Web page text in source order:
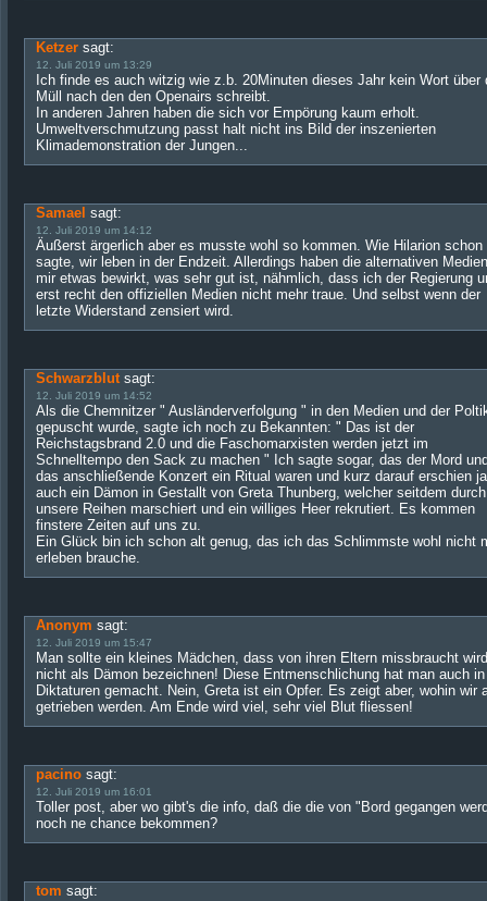
Ketzer sagt:
12. Juli 2019 um 13:29
Ich finde es auch witzig wie z.b. 20Minuten dieses Jahr kein Wort über
Müll nach den den Openairs schreibt.
In anderen Jahren haben die sich vor Empörung kaum erholt.
Umweltverschmutzung passt halt nicht ins Bild der inszenierten
Klimademonstration der Jungen...
Samael sagt:
12. Juli 2019 um 14:12
Äußerst ärgerlich aber es musste wohl so kommen. Wie Hilarion schon
sagte, wir leben in der Endzeit. Allerdings haben die alternativen
mir etwas bewirkt, was sehr gut ist, nähmlich, dass ich der Regierung
erst recht den offiziellen Medien nicht mehr traue. Und selbst wenn der
letzte Widerstand zensiert wird.
Schwarzblut sagt:
12. Juli 2019 um 14:52
Als die Chemnitzer " Ausländerverfolgung " in den Medien und der
gepuscht wurde, sagte ich noch zu Bekannten: " Das ist der
Reichstagsbrand 2.0 und die Faschomarxisten werden jetzt im
Schnelltempo den Sack zu machen " Ich sagte sogar, das der Mord
das anschließende Konzert ein Ritual waren und kurz darauf erschien ja
auch ein Dämon in Gestallt von Greta Thunberg, welcher seitdem durch
unsere Reihen marschiert und ein williges Heer rekrutiert. Es kommen
finstere Zeiten auf uns zu.
Ein Glück bin ich schon alt genug, das ich das Schlimmste wohl nicht
erleben brauche.
Anonym sagt:
12. Juli 2019 um 15:47
Man sollte ein kleines Mädchen, dass von ihren Eltern missbraucht
nicht als Dämon bezeichnen! Diese Entmenschlichung hat man auch in
Diktaturen gemacht. Nein, Greta ist ein Opfer. Es zeigt aber, wohin wir
getrieben werden. Am Ende wird viel, sehr viel Blut fliessen!
pacino sagt:
12. Juli 2019 um 16:01
Toller post, aber wo gibt's die info, daß die die von "Bord gegangen
noch ne chance bekommen?
tom sagt: